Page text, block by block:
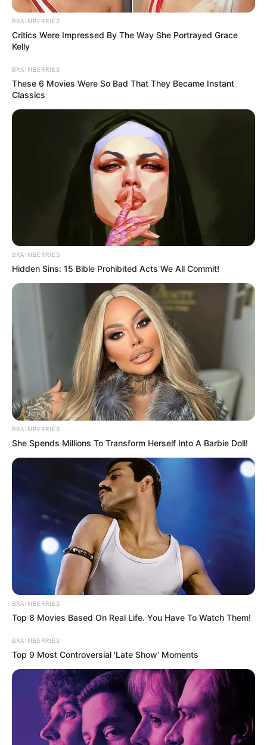
BRAINBERRIES
Critics Were Impressed By The Way She Portrayed Grace
Kelly
BRAINBERRIES
These 6 Movies Were So Bad That They Became Instant
Classics
BRAINBERRIES
Hidden Sins: 15 Bible Prohibited Acts We All Commit!
BRAINBERRIES
She Spends Millions To Transform Herself Into A Barbie Doll!
BRAINBERRIES
Top 8 Movies Based On Real Life. You Have To Watch Them!
BRAINBERRIES
Top 9 Most Controversial 'Late Show' Moments